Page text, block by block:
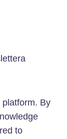
By
to